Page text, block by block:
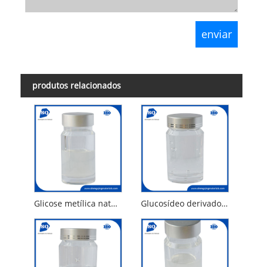
produtos relacionados
Glicose metílica natural Dioeate do derivado PEG-120 do glucósido metílico Glucosídeo derivado de metil gluceth-20